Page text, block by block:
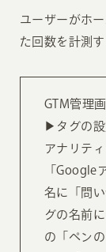
ユーザーがホ
た回数を計測
GTM管理
▶︎タグの
アナリテ
「Google
名に「問
グの名前
の「ペン